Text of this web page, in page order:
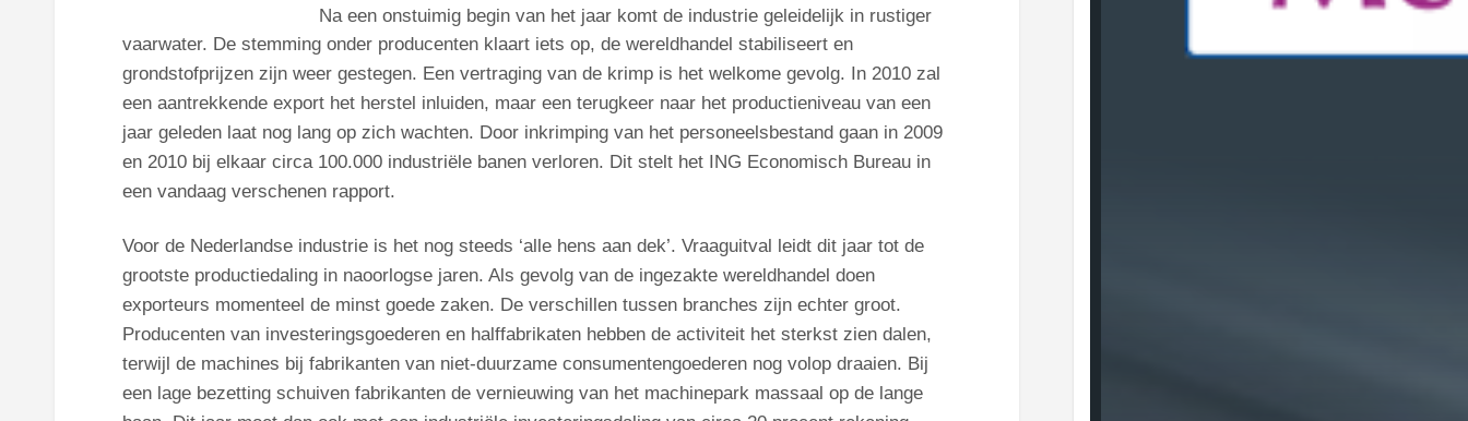
Na een onstuimig begin van het jaar komt de industrie geleidelijk in rustiger
vaarwater. De stemming onder producenten klaart iets op, de wereldhandel stabiliseert en
grondstofprijzen zijn weer gestegen. Een vertraging van de krimp is het welkome gevolg.
In 2010 zal
een aantrekkende export het herstel inluiden, maar een terugkeer naar het productieniveau van een
jaar geleden laat nog lang op zich wachten. Door inkrimping van het personeelsbestand gaan in 2009
en 2010 bij elkaar circa 100.000 industriële banen verloren. Dit stelt het ING Economisch Bureau in
een vandaag verschenen rapport.
Voor de Nederlandse industrie is het nog steeds ‘alle hens aan dek’. Vraaguitval leidt dit jaar tot de
grootste productiedaling in naoorlogse jaren. Als gevolg van de ingezakte wereldhandel doen
exporteurs momenteel de minst goede zaken. De verschillen tussen branches zijn echter groot.
Producenten van investeringsgoederen en halffabrikaten hebben de activiteit het sterkst zien dalen,
terwijl de machines bij fabrikanten van niet-duurzame consumentengoederen nog volop draaien. Bij
een lage bezetting schuiven fabrikanten de vernieuwing van het machinepark massaal op de lange